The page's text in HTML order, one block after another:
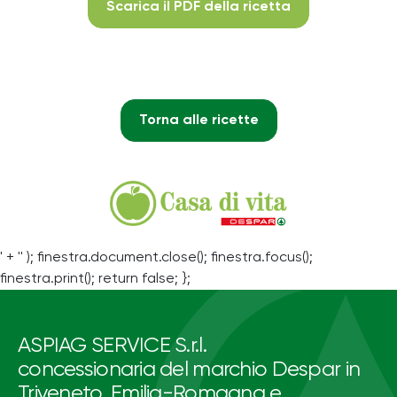
Scarica il PDF della ricetta
Torna alle ricette
' + '' ); finestra.document.close(); finestra.focus();
finestra.print(); return false; };
ASPIAG SERVICE S.r.l.
concessionaria del marchio Despar in